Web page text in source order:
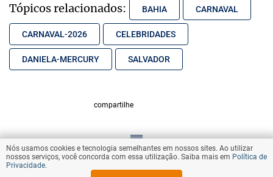
Tópicos relacionados: BAHIA CARNAVAL
CARNAVAL-2026 CELEBRIDADES
DANIELA-MERCURY SALVADOR
compartilhe
VOLTAR AO TOPO
Nós usamos cookies e tecnologia semelhantes em nossos sites. Ao utilizar
nossos serviços, você concorda com essa utilização. Saiba mais em Política de
Privacidade.